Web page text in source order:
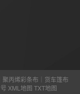
丙烯彩条布｜货车篷布
XML地图 TXT地图